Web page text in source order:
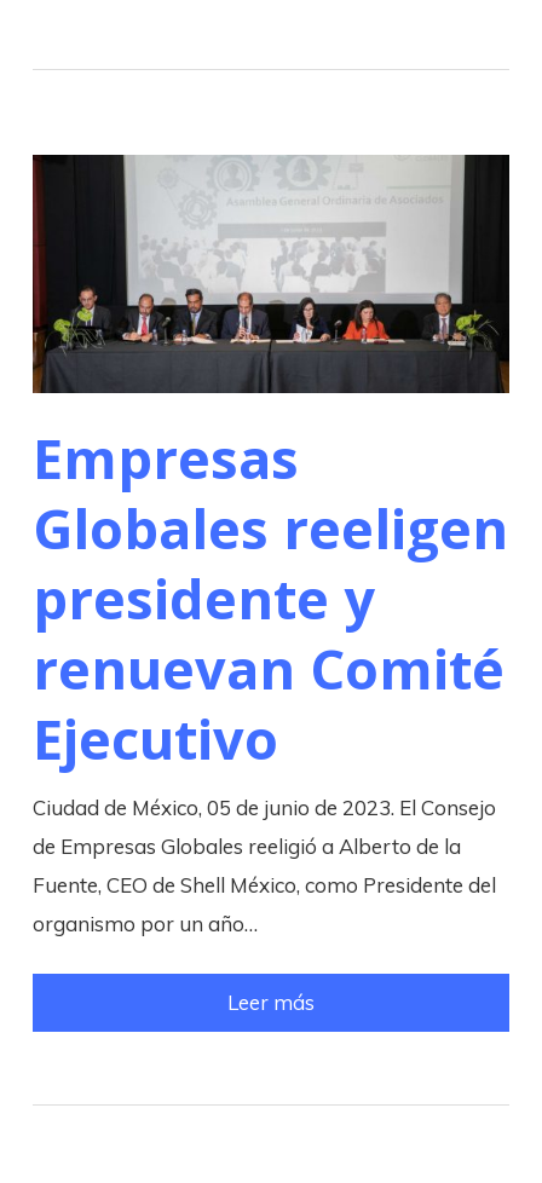
Empresas
Globales reeligen
presidente y
renuevan Comité
Ejecutivo
Ciudad de México, 05 de junio de 2023. El Consejo
de Empresas Globales reeligió a Alberto de la
Fuente, CEO de Shell México, como Presidente del
organismo por un año…
Leer más